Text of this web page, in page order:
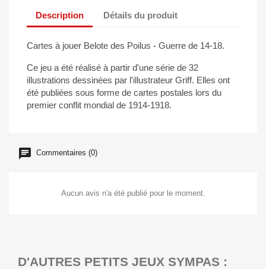
Description Détails du produit
Cartes à jouer Belote des Poilus - Guerre de 14-18.
Ce jeu a été réalisé à partir d'une série de 32
illustrations dessinées par l'illustrateur Griff. Elles ont
été publiées sous forme de cartes postales lors du
premier conflit mondial de 1914-1918.
Commentaires (0)
Aucun avis n'a été publié pour le moment.
D'AUTRES PETITS JEUX SYMPAS :